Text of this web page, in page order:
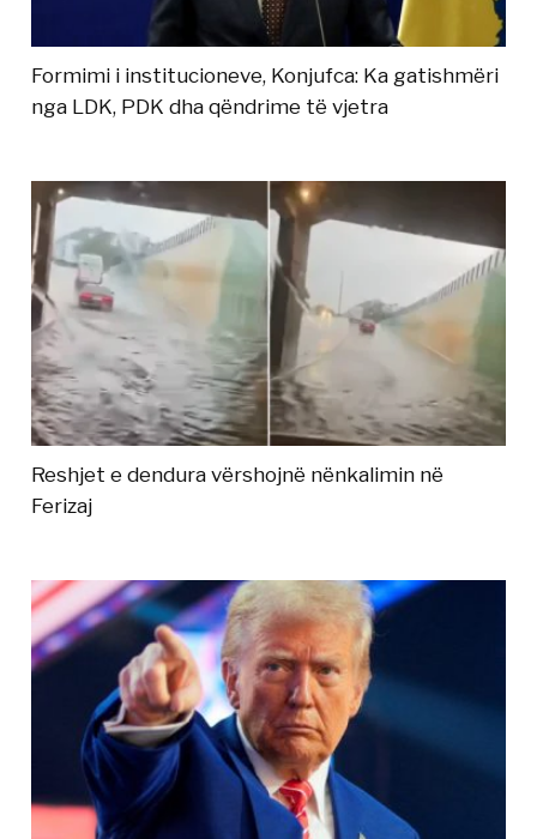
Formimi i institucioneve, Konjufca: Ka gatishmëri
nga LDK, PDK dha qëndrime të vjetra
Reshjet e dendura vërshojnë nënkalimin në
Ferizaj